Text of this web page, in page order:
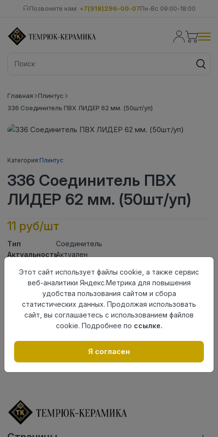
Позвоните нам: +7(918)296-00-07Пн-Вс 09:00-18:00
Главная
Плинтус
336 Соединитель ПВХ ЛИДЕР 62 мм. (50шт/уп)
Категория:Плинтус
336 Соединитель ПВХ
ЛИДЕР 62 мм. (50шт/уп)
11 руб/шт
Тип
Соединитель
АктуальностьАктуален
Осталось67 шт
Добавить в корзину
Внимание! Внешний вид товара может отличаться от
представленного на настоящем сайте. Проверяйте
Этот сайт использует файлы cookie, а также сервис
веб-аналитики Яндекс.Метрика для повышения
удобства пользования сайтом и сбора
статистических данных. Продолжая использовать
сайт, вы соглашаетесь с использованием файлов
cookie. Подробнее по ссылке.
Я согласен